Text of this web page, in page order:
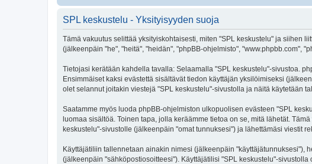
SPL keskustelu - Yksityisyyden suoja
Tämä vakuutus selittää yksityiskohtaisesti, miten "SPL keskustelu" ja siihen
(jälkeenpäin "he", "heitä", "heidän", "phpBB-ohjelmisto", "www.phpbb.com",
Tietojasi kerätään kahdella tavalla: Selaamalla "SPL keskustelu"-sivustoa.
Ensimmäiset kaksi evästettä sisältävät tiedon käyttäjän yksilöimiseksi
olet selannut joitakin viestejä "SPL keskustelu"-sivustolla ja näitä käytetään
Saatamme myös luoda phpBB-ohjelmiston ulkopuolisen evästeen "SPL
luomaa sisältöä. Toinen tapa, jolla keräämme tietoa on se, mitä lähetät.
keskustelu"-sivustolle (jälkeenpäin "omat tunnuksesi") ja lähettämäsi viestit
Käyttäjätiliin tallennetaan ainakin nimesi (jälkeenpäin
(jälkeenpäin "sähköpostiosoitteesi"). Käyttäjätilisi "SPL keskustelu"-